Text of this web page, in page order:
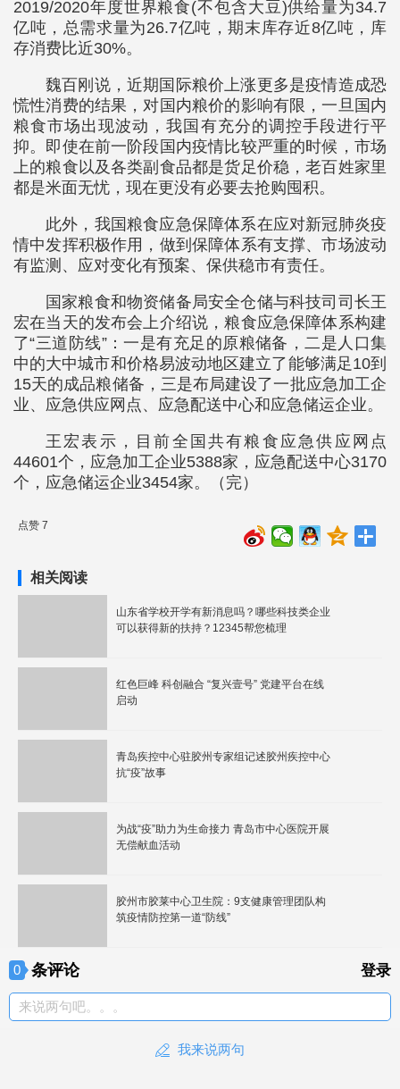
2019/2020年度世界粮食(不包含大豆)供给量为34.7
亿吨，总需求量为26.7亿吨，期末库存近8亿吨，库
存消费比近30%。
魏百刚说，近期国际粮价上涨更多是疫情造成恐
慌性消费的结果，对国内粮价的影响有限，一旦国内
粮食市场出现波动，我国有充分的调控手段进行平
抑。即使在前一阶段国内疫情比较严重的时候，市场
上的粮食以及各类副食品都是货足价稳，老百姓家里
都是米面无忧，现在更没有必要去抢购囤积。
此外，我国粮食应急保障体系在应对新冠肺炎疫
情中发挥积极作用，做到保障体系有支撑、市场波动
有监测、应对变化有预案、保供稳市有责任。
国家粮食和物资储备局安全仓储与科技司司长王
宏在当天的发布会上介绍说，粮食应急保障体系构建
了“三道防线”：一是有充足的原粮储备，二是人口集
中的大中城市和价格易波动地区建立了能够满足10到
15天的成品粮储备，三是布局建设了一批应急加工企
业、应急供应网点、应急配送中心和应急储运企业。
王宏表示，目前全国共有粮食应急供应网点
44601个，应急加工企业5388家，应急配送中心3170
个，应急储运企业3454家。（完）
点赞 7
相关阅读
山东省学校开学有新消息吗？哪些科技类企业
可以获得新的扶持？12345帮您梳理
红色巨峰 科创融合 “复兴壹号” 党建平台在线
启动
青岛疾控中心驻胶州专家组记述胶州疾控中心
抗“疫”故事
为战“疫”助力为生命接力 青岛市中心医院开展
无偿献血活动
胶州市胶莱中心卫生院：9支健康管理团队构
筑疫情防控第一道“防线”
0 条评论 登录
来说两句吧。。。
我来说两句